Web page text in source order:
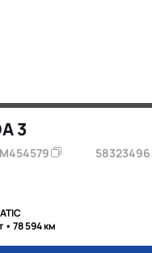
3
58323496
• 78 594 км